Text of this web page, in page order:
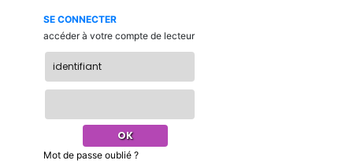
SE CONNECTER
accéder à votre compte de lecteur
Mot de passe oublié ?